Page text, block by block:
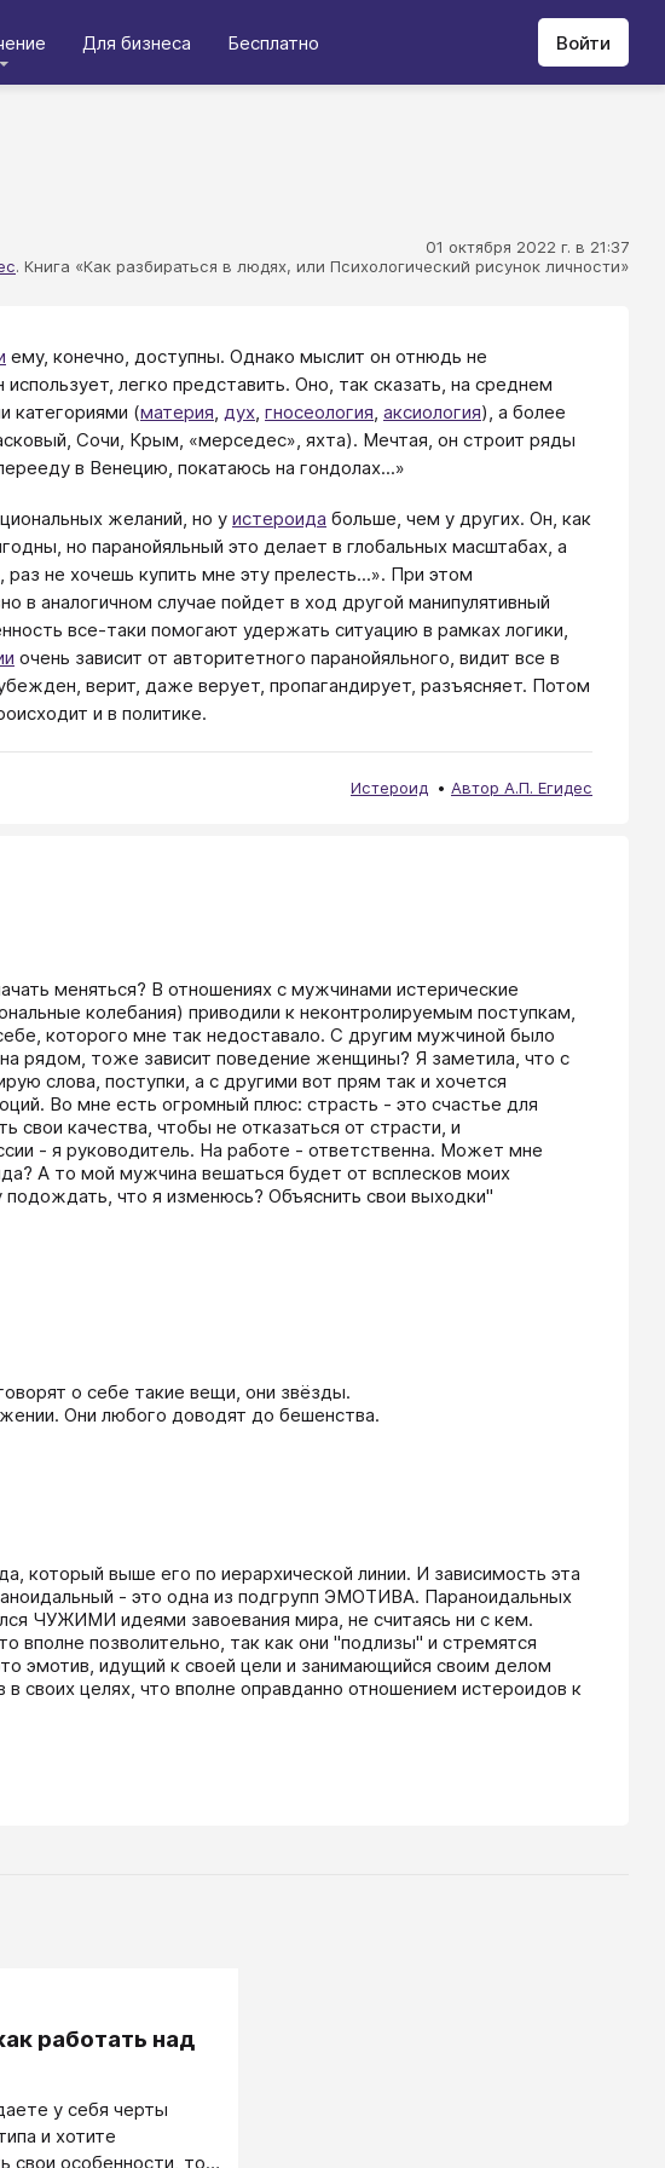
Для бизнеса Бесплатно Войти
01 октября 2022 г. в 21:37
. Книга «Как разбираться в людях, или Психологический рисунок личности»
ему, конечно, доступны. Однако мыслит он отнюдь не
легко представить. Оно, так сказать, на среднем
категориями (материя, дух, гносеология, аксиология), а более
Сочи, Крым, «мерседес», яхта). Мечтая, он строит ряды
в Венецию, покатаюсь на гондолах...»
желаний, но у истероида больше, чем у других. Он, как
но паранойяльный это делает в глобальных масштабах, а
не хочешь купить мне эту прелесть...». При этом
в аналогичном случае пойдет в ход другой манипулятивный
все-таки помогают удержать ситуацию в рамках логики,
очень зависит от авторитетного паранойяльного, видит все в
верит, даже верует, пропагандирует, разъясняет. Потом
и в политике.
Истероид Автор А.П. Егидес
меняться? В отношениях с мужчинами истерические
колебания) приводили к неконтролируемым поступкам,
которого мне так недоставало. С другим мужчиной было
рядом, тоже зависит поведение женщины? Я заметила, что с
слова, поступки, а с другими вот прям так и хочется
Во мне есть огромный плюс: страсть - это счастье для
качества, чтобы не отказаться от страсти, и
- я руководитель. На работе - ответственна. Может мне
А то мой мужчина вешаться будет от всплесков моих
что я изменюсь? Объяснить свои выходки"
о себе такие вещи, они звёзды.
Они любого доводят до бешенства.
который выше его по иерархической линии. И зависимость эта
- это одна из подгрупп ЭМОТИВА. Параноидальных
ЧУЖИМИ идеями завоевания мира, не считаясь ни с кем.
вполне позволительно, так как они "подлизы" и стремятся
эмотив, идущий к своей цели и занимающийся своим делом
своих целях, что вполне оправданно отношением истероидов к
работать над
у себя черты
и хотите
свои особенности, то